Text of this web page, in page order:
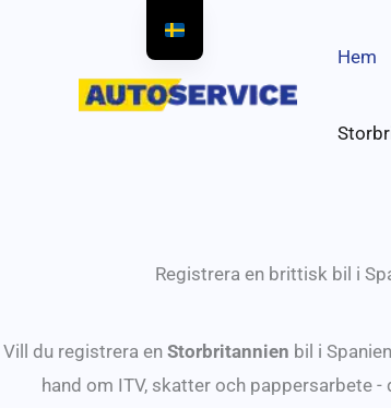
Hem
Registrera en brittisk bil i
Vill du registrera en Storbritannien bil i
hand om ITV, skatter och pappersarbete